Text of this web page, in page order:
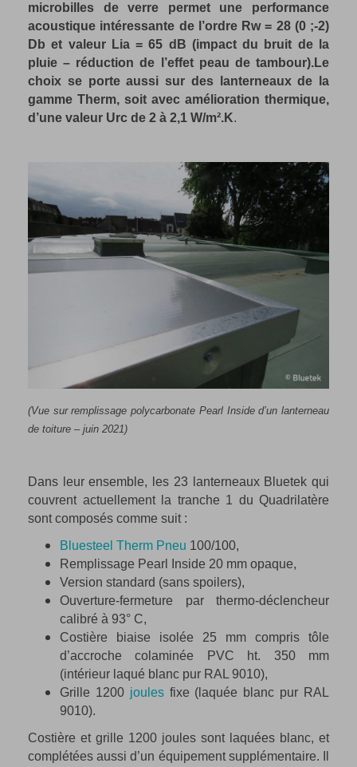
microbilles de verre permet une performance
acoustique intéressante de l’ordre Rw = 28 (0 ;-2)
Db et valeur Lia = 65 dB (impact du bruit de la
pluie – réduction de l’effet peau de tambour).Le
choix se porte aussi sur des lanterneaux de la
gamme Therm, soit avec amélioration thermique,
d’une valeur Urc de 2 à 2,1 W/m².K.
(Vue sur remplissage polycarbonate Pearl Inside d’un lanterneau
de toiture – juin 2021)
Dans leur ensemble, les 23 lanterneaux Bluetek qui
couvrent actuellement la tranche 1 du Quadrilatère
sont composés comme suit :
Bluesteel Therm Pneu 100/100,
Remplissage Pearl Inside 20 mm opaque,
Version standard (sans spoilers),
Ouverture-fermeture par thermo-déclencheur
calibré à 93° C,
Costière biaise isolée 25 mm compris tôle
d’accroche colaminée PVC ht. 350 mm
(intérieur laqué blanc pur RAL 9010),
Grille 1200 joules fixe (laquée blanc pur RAL
9010).
Costière et grille 1200 joules sont laquées blanc, et
complétées aussi d’un équipement supplémentaire. Il